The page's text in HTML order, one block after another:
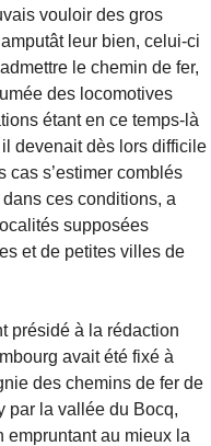
vouloir des gros
leur bien, celui-ci
le chemin de fer,
des locomotives
étant en ce temps-là
devenait dès lors difficile
cas s’estimer comblés
ces conditions, a
supposées
et de petites villes de
présidé à la rédaction
avait été fixé à
des chemins de fer de
par la vallée du Bocq,
empruntant au mieux la